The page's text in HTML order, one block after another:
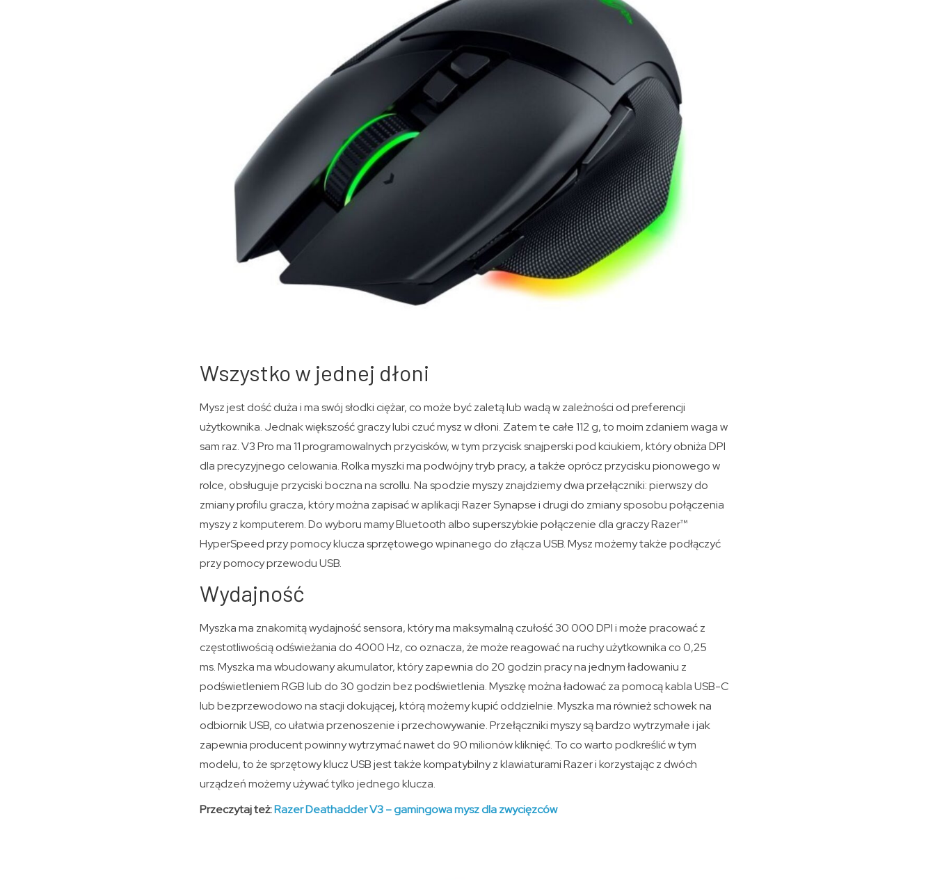
Wszystko w jednej dłoni
Mysz jest dość duża i ma swój słodki ciężar, co może być zaletą lub wadą w zależności od preferencji
użytkownika. Jednak większość graczy lubi czuć mysz w dłoni. Zatem te całe 112 g, to moim zdaniem waga w
sam raz. V3 Pro ma 11 programowalnych przycisków, w tym przycisk snajperski pod kciukiem, który obniża DPI
dla precyzyjnego celowania. Rolka myszki ma podwójny tryb pracy, a także oprócz przycisku pionowego w
rolce, obsługuje przyciski boczna na scrollu. Na spodzie myszy znajdziemy dwa przełączniki: pierwszy do
zmiany profilu gracza, który można zapisać w aplikacji Razer Synapse i drugi do zmiany sposobu połączenia
myszy z komputerem. Do wyboru mamy Bluetooth albo superszybkie połączenie dla graczy Razer™
HyperSpeed przy pomocy klucza sprzętowego wpinanego do złącza USB. Mysz możemy także podłączyć
przy pomocy przewodu USB.
Wydajność
Myszka ma znakomitą wydajność sensora, który ma maksymalną czułość 30 000 DPI i może pracować z
częstotliwością odświeżania do 4000 Hz, co oznacza, że może reagować na ruchy użytkownika co 0,25
ms. Myszka ma wbudowany akumulator, który zapewnia do 20 godzin pracy na jednym ładowaniu z
podświetleniem RGB lub do 30 godzin bez podświetlenia. Myszkę można ładować za pomocą kabla USB-C
lub bezprzewodowo na stacji dokującej, którą możemy kupić oddzielnie. Myszka ma również schowek na
odbiornik USB, co ułatwia przenoszenie i przechowywanie. Przełączniki myszy są bardzo wytrzymałe i jak
zapewnia producent powinny wytrzymać nawet do 90 milionów kliknięć. To co warto podkreślić w tym
modelu, to że sprzętowy klucz USB jest także kompatybilny z klawiaturami Razer i korzystając z dwóch
urządzeń możemy używać tylko jednego klucza.
Przeczytaj też:Razer Deathadder V3 – gamingowa mysz dla zwycięzców